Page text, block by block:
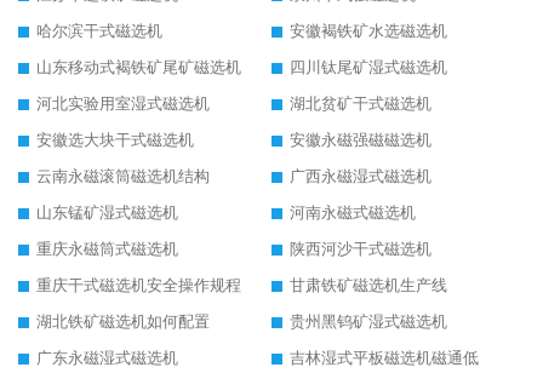
哈尔滨干式磁选机
安徽褐铁矿水选磁选机
山东移动式褐铁矿尾矿磁选机
四川钛尾矿湿式磁选机
河北实验用室湿式磁选机
湖北贫矿干式磁选机
安徽选大块干式磁选机
安徽永磁强磁磁选机
云南永磁滚筒磁选机结构
广西永磁湿式磁选机
山东锰矿湿式磁选机
河南永磁式磁选机
重庆永磁筒式磁选机
陕西河沙干式磁选机
重庆干式磁选机安全操作规程
甘肃铁矿磁选机生产线
湖北铁矿磁选机如何配置
贵州黑钨矿湿式磁选机
广东永磁湿式磁选机
吉林湿式平板磁选机磁通低